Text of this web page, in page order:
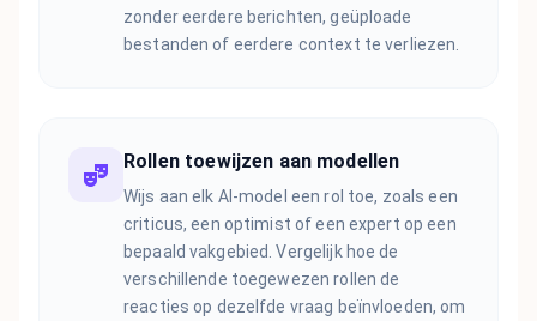
zonder eerdere berichten, geüploade
bestanden of eerdere context te verliezen.
Rollen toewijzen aan modellen
Wijs aan elk AI-model een rol toe, zoals een
criticus, een optimist of een expert op een
bepaald vakgebied. Vergelijk hoe de
verschillende toegewezen rollen de
reacties op dezelfde vraag beïnvloeden, om